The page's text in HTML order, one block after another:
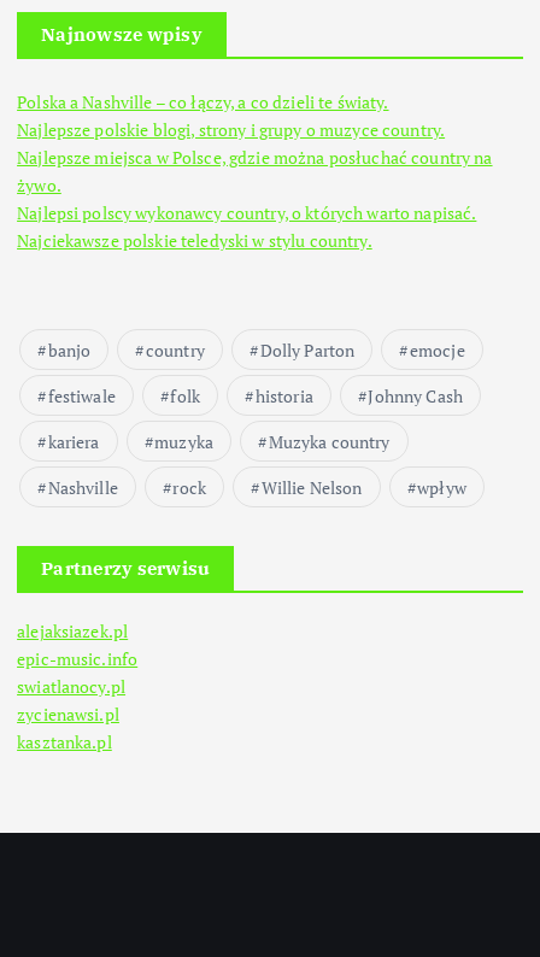
Najnowsze wpisy
Polska a Nashville – co łączy, a co dzieli te światy.
Najlepsze polskie blogi, strony i grupy o muzyce country.
Najlepsze miejsca w Polsce, gdzie można posłuchać country na
żywo.
Najlepsi polscy wykonawcy country, o których warto napisać.
Najciekawsze polskie teledyski w stylu country.
banjo country Dolly Parton
emocje
festiwale
folk historia
Johnny Cash
kariera
muzyka
Muzyka country
Nashville
rock Willie Nelson wpływ
Partnerzy serwisu
alejaksiazek.pl
epic-music.info
swiatlanocy.pl
zycienawsi.pl
kasztanka.pl